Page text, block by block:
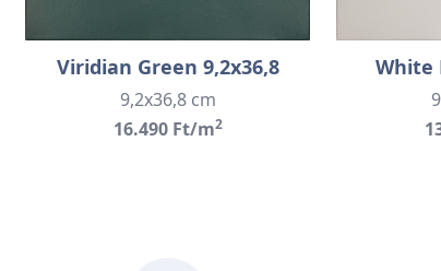
Viridian Green 9,2x36,8
9,2x36,8 cm
16.490 Ft/m2
White